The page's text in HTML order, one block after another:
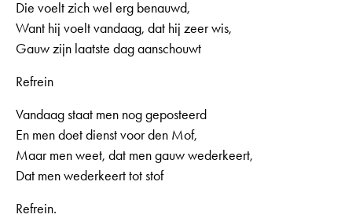
Die voelt zich wel erg benauwd,
Want hij voelt vandaag, dat hij zeer wis,
Gauw zijn laatste dag aanschouwt
Refrein
Vandaag staat men nog geposteerd
En men doet dienst voor den Mof,
Maar men weet, dat men gauw wederkeert,
Dat men wederkeert tot stof
Refrein.